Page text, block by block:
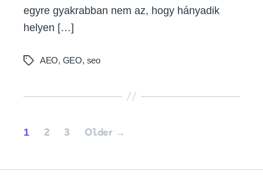
egyre gyakrabban nem az, hogy hányadik
helyen […]
TagsAEO, GEO, seo
Posts
1 2 3 Older →